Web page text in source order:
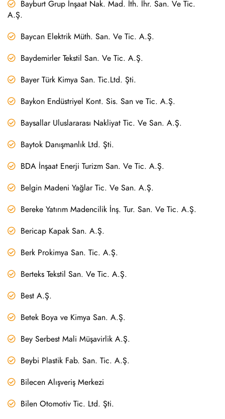
Bayburt Grup İnşaat Nak. Mad. İth. İhr. San. Ve Tic.
A.Ş.
Baycan Elektrik Müth. San. Ve Tic. A.Ş.
Baydemirler Tekstil San. Ve Tic. A.Ş.
Bayer Türk Kimya San. Tic.Ltd. Şti.
Baykon Endüstriyel Kont. Sis. San ve Tic. A.Ş.
Baysallar Uluslararası Nakliyat Tic. Ve San. A.Ş.
Baytok Danışmanlık Ltd. Şti.
BDA İnşaat Enerji Turizm San. Ve Tic. A.Ş.
Belgin Madeni Yağlar Tic. Ve San. A.Ş.
Bereke Yatırım Madencilik İnş. Tur. San. Ve Tic. A.Ş.
Bericap Kapak San. A.Ş.
Berk Prokimya San. Tic. A.Ş.
Berteks Tekstil San. Ve Tic. A.Ş.
Best A.Ş.
Betek Boya ve Kimya San. A.Ş.
Bey Serbest Mali Müşavirlik A.Ş.
Beybi Plastik Fab. San. Tic. A.Ş.
Bilecen Alışveriş Merkezi
Bilen Otomotiv Tic. Ltd. Şti.